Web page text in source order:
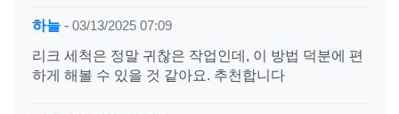
하늘 - 03/13/2025 07:09
리크 세척은 정말 귀찮은 작업인데, 이 방법 덕분에 편
하게 해볼 수 있을 것 같아요. 추천합니다